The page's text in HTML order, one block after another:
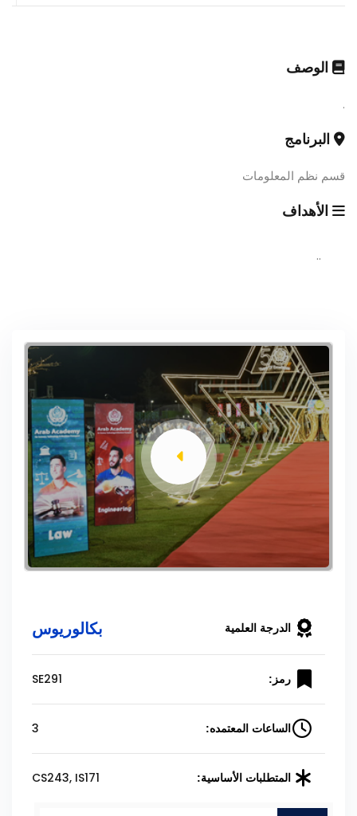
الوصف
.
البرنامج
قسم نظم المعلومات
الأهداف
..
الدرجة العلمية بكالوريوس
رمز: SE291
الساعات المعتمده: 3
المتطلبات الأساسية: CS243, IS171